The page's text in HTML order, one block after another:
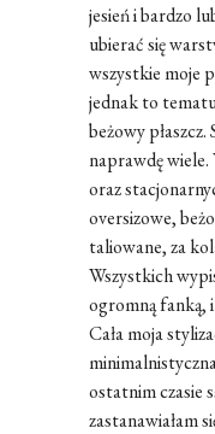
jesień i bardzo
ubierać się
wszystkie moje
jednak to
beżowy płaszcz.
naprawdę
oraz
oversizowe,
taliowane, za
Wszystkich
ogromną fanką,
Cała moja
ostatnim czasie
zastanawiałam